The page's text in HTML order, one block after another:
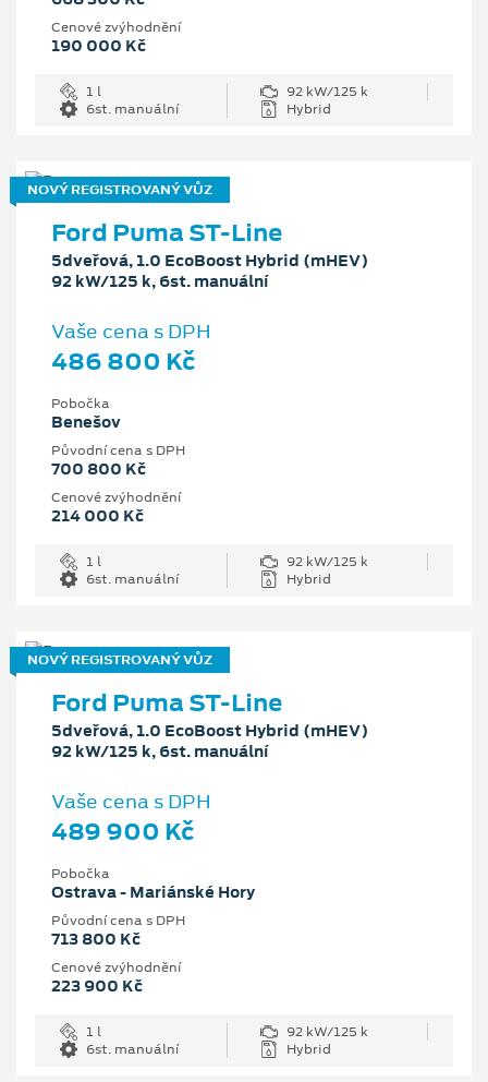
Cenové zvýhodnění
190 000 Kč
1 l
92 kW/125 k
6st. manuální
Hybrid
NOVÝ REGISTROVANÝ VŮZ
Ford Puma ST-Line
5dveřová, 1.0 EcoBoost Hybrid (mHEV)
92 kW/125 k, 6st. manuální
Vaše cena s DPH
486 800 Kč
Pobočka
Benešov
Původní cena s DPH
700 800 Kč
Cenové zvýhodnění
214 000 Kč
1 l
92 kW/125 k
6st. manuální
Hybrid
NOVÝ REGISTROVANÝ VŮZ
Ford Puma ST-Line
5dveřová, 1.0 EcoBoost Hybrid (mHEV)
92 kW/125 k, 6st. manuální
Vaše cena s DPH
489 900 Kč
Pobočka
Ostrava - Mariánské Hory
Původní cena s DPH
713 800 Kč
Cenové zvýhodnění
223 900 Kč
1 l
92 kW/125 k
6st. manuální
Hybrid